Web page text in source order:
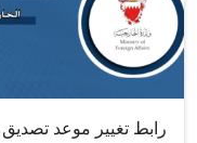
رابط تغيير موعد تصديق